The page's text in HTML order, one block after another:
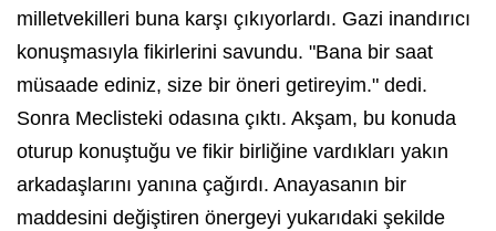
milletvekilleri buna karşı çıkıyorlardı. Gazi inandırıcı
konuşmasıyla fikirlerini savundu. "Bana bir saat
müsaade ediniz, size bir öneri getireyim." dedi.
Sonra Meclisteki odasına çıktı. Akşam, bu konuda
oturup konuştuğu ve fikir birliğine vardıkları yakın
arkadaşlarını yanına çağırdı. Anayasanın bir
maddesini değiştiren önergeyi yukarıdaki şekilde